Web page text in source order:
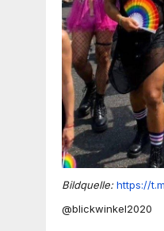
Bildquelle: https://
@blickwinkel2020